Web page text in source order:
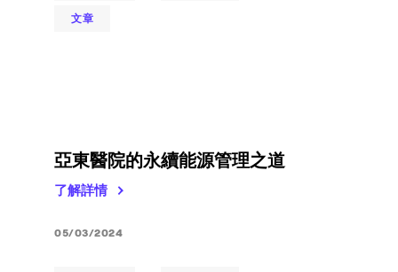
文章
亞東醫院的永續能源管理之道
了解詳情
05/03/2024